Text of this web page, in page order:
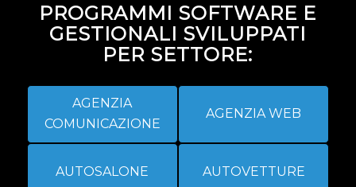
PROGRAMMI SOFTWARE E
GESTIONALI SVILUPPATI
PER SETTORE:
AGENZIA
COMUNICAZIONE
AGENZIA WEB
AUTOSALONE AUTOVETTURE